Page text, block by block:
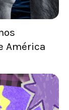
América